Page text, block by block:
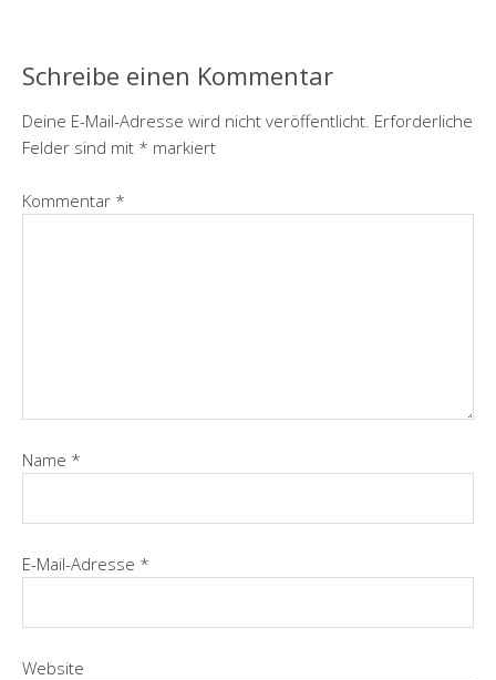
Schreibe einen Kommentar
Deine E-Mail-Adresse wird nicht veröffentlicht. Erforderliche
Felder sind mit * markiert
Kommentar *
Name *
E-Mail-Adresse *
Website